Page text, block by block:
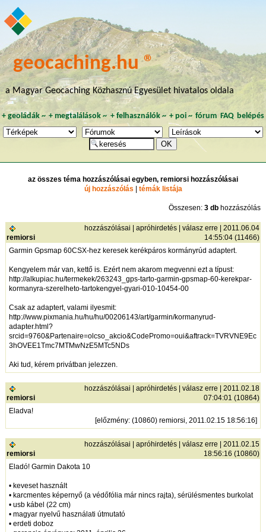
geocaching.hu ®
a Magyar Geocaching Közhasznú Egyesület hivatalos oldala
+ geoládák~ +megtalálások ~ + felhasználók~ + poi~ fórum FAQ belépés
az összes téma hozzászólásai egyben, remiorsi hozzászólásai
új hozzászólás | témák listája
Összesen:3 db hozzászólás
remiorsi
hozzászólásai |apróhirdetés |válasz erre | 2011.06.04
14:55:04 (11466)
Garmin Gpsmap 60CSX-hez keresek kerékpáros kormányrúd adaptert.
Kengyelem már van, kettő is. Ezért nem akarom megvenni ezt a típust:
http://alkupiac.hu/termekek/263243_gps-tarto-garmin-gpsmap-60-kerekpar-
kormanyra-szerelheto-tartokengyel-gyari-010-10454-00
Csak az adaptert, valami ilyesmit:
http://www.pixmania.hu/hu/hu/00206143/art/garmin/kormanyrud-
adapter.html?
srcid=9760&Partenaire=olcso_akcio&CodePromo=oui&aftrack=TVRVNE9Ec
3hOVEE1Tmc7MTMwNzE5MTc5NDs
Aki tud, kérem privátban jelezzen.
remiorsi
hozzászólásai |apróhirdetés |válasz erre | 2011.02.18
07:04:01 (10864)
Eladva!
[előzmény: (10860) remiorsi, 2011.02.15 18:56:16]
remiorsi
hozzászólásai |apróhirdetés |válasz erre | 2011.02.15
18:56:16 (10860)
Eladó! Garmin Dakota 10
• keveset használt
• karcmentes képernyő (a védőfólia már nincs rajta), sérülésmentes burkolat
• usb kábel (22 cm)
• magyar nyelvű használati útmutató
• erdeti doboz